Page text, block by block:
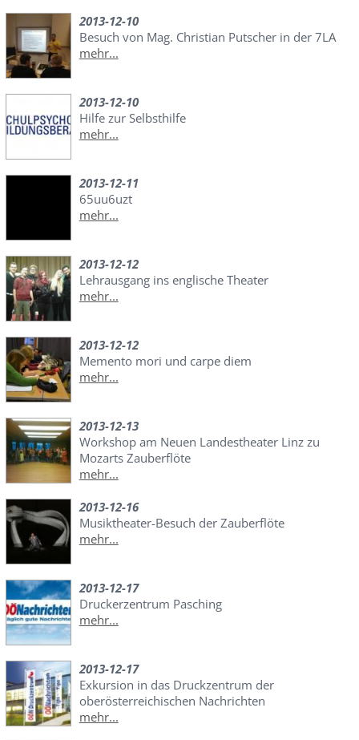
2013-12-10
Besuch von Mag. Christian Putscher in der 7LA
mehr...
2013-12-10
Hilfe zur Selbsthilfe
mehr...
2013-12-11
65uu6uzt
mehr...
2013-12-12
Lehrausgang ins englische Theater
mehr...
2013-12-12
Memento mori und carpe diem
mehr...
2013-12-13
Workshop am Neuen Landestheater Linz zu
Mozarts Zauberflöte
mehr...
2013-12-16
Musiktheater-Besuch der Zauberflöte
mehr...
2013-12-17
Druckerzentrum Pasching
mehr...
2013-12-17
Exkursion in das Druckzentrum der
oberösterreichischen Nachrichten
mehr...